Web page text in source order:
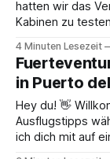
hatten wir das
Kabinen zu
in einem anderen Artikel
der AIDAcosma:
4 Minuten Lesezeit
in Puerto
Hey du! 👋
Ausflugstipps
ich dich mit auf